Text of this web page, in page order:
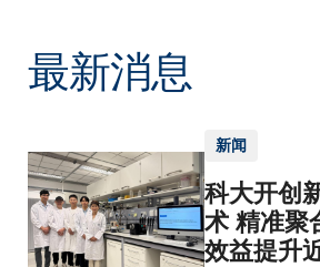
最新消息
新闻
科大开创
术 精准聚
效益提升